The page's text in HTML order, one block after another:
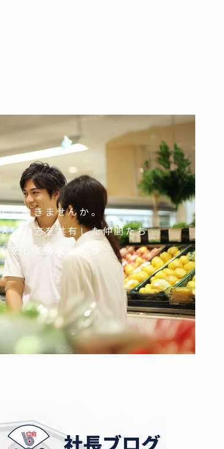
で働きませんか。
し。志を共有した仲間たち
をしてみませんか